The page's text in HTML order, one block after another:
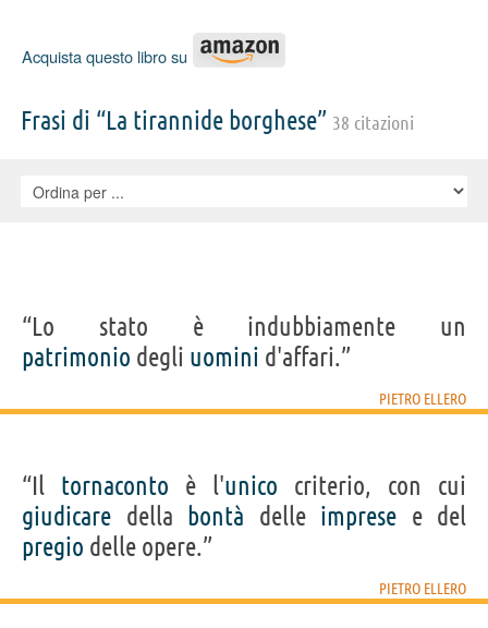
Acquista questo libro su
Frasi di “La tirannide borghese” 38 citazioni
“Lo stato è indubbiamente un
patrimonio degli uomini d'affari.”
PIETRO ELLERO
“Il tornaconto è l'unico criterio, con cui
giudicare della bontà delle imprese e del
pregio delle opere.”
PIETRO ELLERO